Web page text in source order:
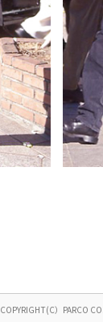
COPYRIGHT(C）PARCO